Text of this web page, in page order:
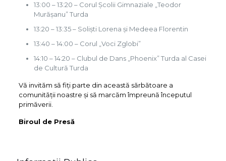
13:00 – 13:20 – Corul Şcolii Gimnaziale „Teodor
Murășanu” Turda
13:20 – 13:35 – Soliști Lorena și Medeea Florentin
13:40 – 14:00 – Corul „Voci Zglobi”
14:10 – 14:20 – Clubul de Dans „Phoenix” Turda al Casei
de Cultură Turda
Vă invităm să fiți parte din această sărbătoare a
comunității noastre și să marcăm împreună începutul
primăverii.
Biroul de Presă